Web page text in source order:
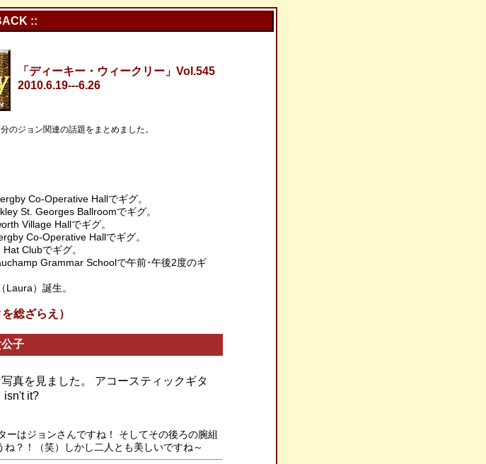
::
「ディーキー・ウィークリー」Vol.545
2010.6.19---6.26
のジョン関連の話題をまとめました。
Co-Operative Hallでギグ。
St. Georges Ballroomでギグ。
Village Hallでギグ。
Co-Operative Hallでギグ。
Clubでギグ。
Grammar Schoolで午前･午後2度のギ
）誕生。
総ざらえ）
子
真を見ました。 アコースティックギタ
isn't it?
はジョンさんですね！ そしてその後ろの腕組
？！（笑）しかし二人とも美しいですね～